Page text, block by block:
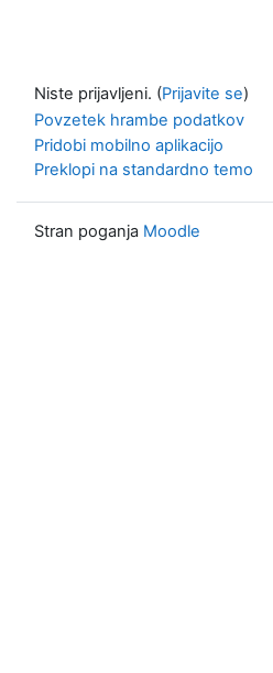
Niste prijavljeni. (Prijavite se)
Povzetek hrambe podatkov
Pridobi mobilno aplikacijo
Preklopi na standardno temo
Stran poganja Moodle